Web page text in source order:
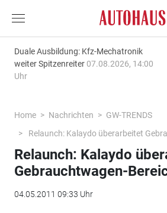
Duale Ausbildung: Kfz-Mechatronik
weiter Spitzenreiter 07.08.2026, 14:00
Uhr
Home Nachrichten
GW-TRENDS
Relaunch: Kalaydo überarbeitet
Relaunch: Kalaydo
Gebrauchtwagen-
04.05.2011 09:33 Uhr